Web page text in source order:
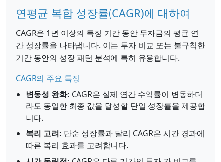
연평균 복합 성장률(CAGR)에 대하여
CAGR은 1년 이상의 특정 기간 동안 투자금의 평균 연
간 성장률을 나타냅니다. 이는 투자 비교 또는 불규칙한
기간 동안의 성장 패턴 분석에 특히 유용합니다.
CAGR의 주요 특징
변동성 완화: CAGR은 실제 연간 수익률이 변동하더
라도 동일한 최종 값을 달성할 단일 성장률을 제공합
니다.
복리 고려: 단순 성장률과 달리 CAGR은 시간 경과에
따른 복리 효과를 고려합니다.